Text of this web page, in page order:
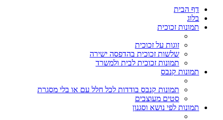
דף הבית
בלוג
תמונות זכוכית
זוגות על זכוכית
שלשות זכוכית בהדפסה ישירה
תמונות זכוכית לבית ולמשרד
תמונות קנבס
תמונות קנבס בודדות לכל חלל עם או בלי מסגרת
סטים מעוצבים
תמונות לפי נושא וסגנון